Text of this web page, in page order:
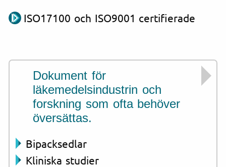
ISO17100 och ISO9001 certifierade
Dokument för
läkemedelsindustrin och
forskning som ofta behöver
översättas.
Bipacksedlar
Kliniska studier